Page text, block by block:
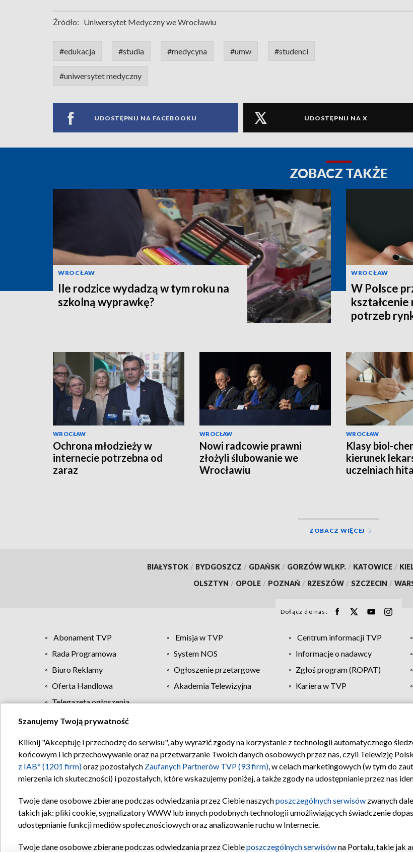
Źródło: Uniwersytet Medyczny we Wrocławiu
#edukacja #studia #medycyna #umw #studenci
#uniwersytet medyczny
UDOSTĘPNIJ NA FACEBOOKU UDOSTĘPNIJ NA X
ZOBACZ TAKŻE
WROCŁAW
Ile rodzice wydadzą w tym roku na
szkolną wyprawkę?
WROCŁAW
W Polsce
potrzeb
WROCŁAW
Ochrona młodzieży w
internecie potrzebna od
zaraz
WROCŁAW
Nowi radcowie prawni
złożyli ślubowanie we
Wrocławiu
WROCŁAW
Klasy biol-
kierunek
uczelniach
ZOBACZ WIĘCEJ
BIAŁYSTOK / BYDGOSZCZ / GDAŃSK / GORZÓW WLKP. / KATOWICE /
OLSZTYN / OPOLE / POZNAŃ / RZESZÓW / SZCZECIN /
Dołącz do nas:
Abonament TVP Emisja w TVP Centrum informacji TVP
Rada Programowa
System NOS Informacje o nadawcy
Biuro Reklamy
Ogłoszenie przetargowe Zgłoś program (ROPAT)
Oferta Handlowa
Akademia Telewizyjna Kariera w TVP
Telegazeta ogłoszenia
Regulamin TVP Polityka prywatności Moje zgody Pomoc
Szanujemy Twoją prywatność
Kliknij "Akceptuję i przechodzę do serwisu", aby wyrazić zgody na korzystanie z technologii automatycznego
końcowym i ich przechowywanie oraz na przetwarzanie Twoich danych osobowych przez nas, czyli Telewizję
z IAB* (1201 firm)oraz pozostałych Zaufanych Partnerów TVP (93 firm), w celach marketingowych (w tym do
mierzenia ich skuteczności) i pozostałych, które wskazujemy poniżej, a także zgody na udostępnianie przez nas
Twoje dane osobowe zbierane podczas odwiedzania przez Ciebie naszychposzczególnych serwisów zwanych
takich jak: pliki cookie, sygnalizatory WWW lub innych podobnych technologii umożliwiających świadczenie
udostępnianie funkcji mediów społecznościowych oraz analizowanie ruchu w Internecie.
Twoje dane osobowe zbierane podczas odwiedzania przez Ciebieposzczególnych serwisówna Portalu, takie jak